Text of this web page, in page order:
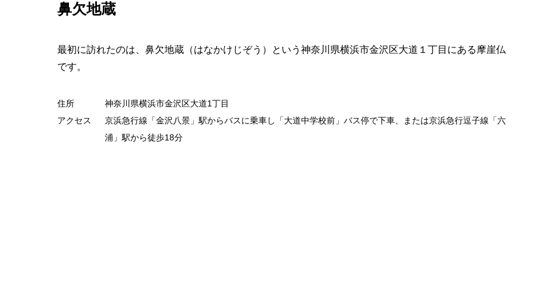
鼻欠地蔵
最初に訪れたのは、鼻欠地蔵（はなかけじぞう）という神奈川県横浜市金沢区大道１丁目にある摩崖仏
です。
住所
神奈川県横浜市金沢区大道1丁目
アクセス
京浜急行線「金沢八景」駅からバスに乗車し「大道中学校前」バス停で下車、または京浜急行逗子線「六
浦」駅から徒歩18分